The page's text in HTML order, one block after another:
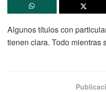
Algunos títulos con
tienen clara. Todo mientras